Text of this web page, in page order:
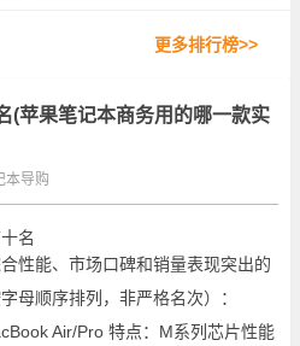
更多排行榜>>
(苹果笔记本商务用的哪一款实
本导购
名
性能、市场口碑和销量表现突出的
母顺序排列，非严格名次）：
Air/Pro 特点：M系列芯片性能